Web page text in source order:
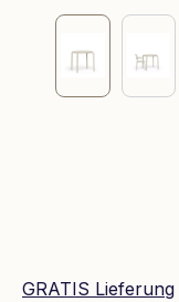
GRATIS Lieferung